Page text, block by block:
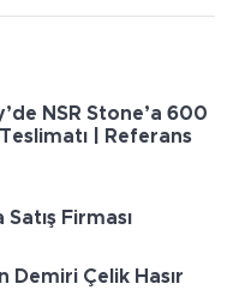
NSR Stone’a 600
| Referans
Firması
Demiri Çelik Hasır